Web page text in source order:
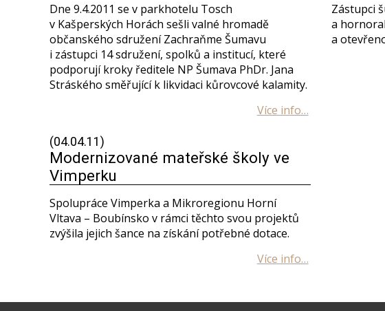
Dne 9.4.2011 se v parkhotelu Tosch
v Kašperských Horách sešli valné hromadě
občanského sdružení Zachraňme Šumavu
i zástupci 14 sdružení, spolků a institucí, které
podporují kroky ředitele NP Šumava PhDr. Jana
Stráského směřující k likvidaci kůrovcové kalamity.
Zástupci
a
a
(04.04.11)
Modernizované mateřské školy ve
Vimperku
Spolupráce Vimperka a Mikroregionu Horní
Vltava – Boubínsko v rámci těchto svou projektů
zvýšila jejich šance na získání potřebné dotace.